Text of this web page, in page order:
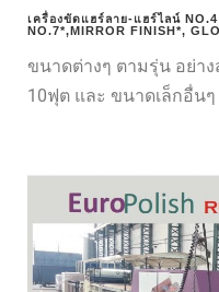
ID
เครื่องขัดแฮร์ลาย-แฮร์ไลน์
NO.7*,MIRROR FINISH*,
ขนาดต่างๆ ตามรุ่น อย่า
10ฟุต และ ขนาดเล็กอื่นๆ